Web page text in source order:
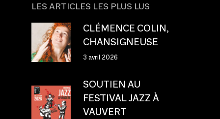
LES ARTICLES LES PLUS LUS
CLÉMENCE COLIN,
CHANSIGNEUSE
3 avril 2026
SOUTIEN AU
FESTIVAL JAZZ À
VAUVERT